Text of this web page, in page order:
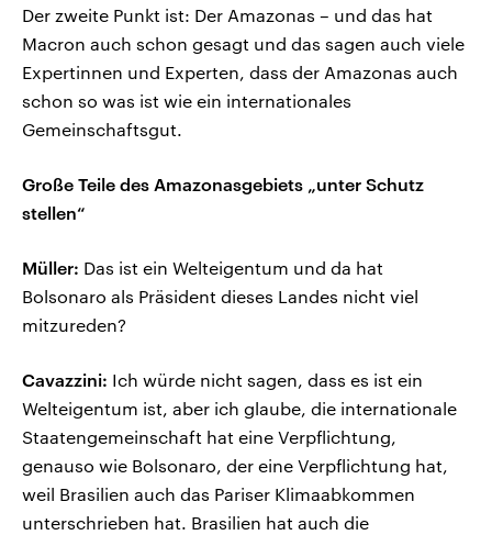
Der zweite Punkt ist: Der Amazonas – und das hat
Macron auch schon gesagt und das sagen auch viele
Expertinnen und Experten, dass der Amazonas auch
schon so was ist wie ein internationales
Gemeinschaftsgut.
Große Teile des Amazonasgebiets „unter Schutz
stellen“
Müller: Das ist ein Welteigentum und da hat
Bolsonaro als Präsident dieses Landes nicht viel
mitzureden?
Cavazzini: Ich würde nicht sagen, dass es ist ein
Welteigentum ist, aber ich glaube, die internationale
Staatengemeinschaft hat eine Verpflichtung,
genauso wie Bolsonaro, der eine Verpflichtung hat,
weil Brasilien auch das Pariser Klimaabkommen
unterschrieben hat. Brasilien hat auch die